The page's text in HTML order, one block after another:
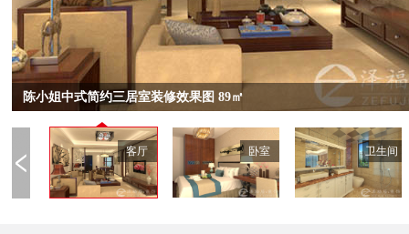
陈小姐中式简约三居室装修效果图 89㎡
客厅 卧室 卫生间